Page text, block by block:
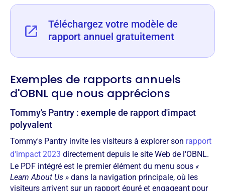
Téléchargez votre modèle de
rapport annuel gratuitement
Exemples de rapports annuels
d'OBNL que nous apprécions
Tommy's Pantry : exemple de rapport d'impact
polyvalent
Tommy's Pantry invite les visiteurs à explorer son rapport
d'impact 2023 directement depuis le site Web de l'OBNL.
Le PDF intégré est le premier élément du menu sous «
Learn About Us » dans la navigation principale, où les
visiteurs arrivent sur un rapport épuré et engageant pour